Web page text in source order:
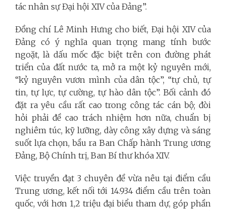
tác nhân sự Đại hội XIV của Đảng”.
Đồng chí Lê Minh Hưng cho biết, Đại hội XIV của
Đảng có ý nghĩa quan trọng mang tính bước
ngoặt, là dấu mốc đặc biệt trên con đường phát
triển của đất nước ta, mở ra một kỷ nguyên mới,
“kỷ nguyên vươn mình của dân tộc”, “tự chủ, tự
tin, tự lực, tự cường, tự hào dân tộc”. Bối cảnh đó
đặt ra yêu cầu rất cao trong công tác cán bộ; đòi
hỏi phải đề cao trách nhiệm hơn nữa, chuẩn bị
nghiêm túc, kỹ lưỡng, dày công xây dựng và sáng
suốt lựa chọn, bầu ra Ban Chấp hành Trung ương
Đảng, Bộ Chính trị, Ban Bí thư khóa XIV.
Việc truyền đạt 3 chuyên đề vừa nêu tại điểm cầu
Trung ương, kết nối tới 14.934 điểm cầu trên toàn
quốc, với hơn 1,2 triệu đại biểu tham dự, góp phần